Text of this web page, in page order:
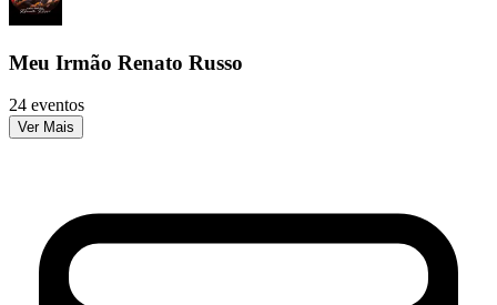
Meu Irmão Renato Russo
24 eventos
Ver Mais